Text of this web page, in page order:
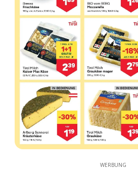
WERBUNG